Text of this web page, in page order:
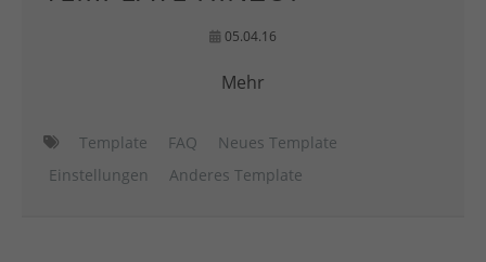
05.04.16
Mehr
Template FAQ
Neues Template
Einstellungen
Anderes Template